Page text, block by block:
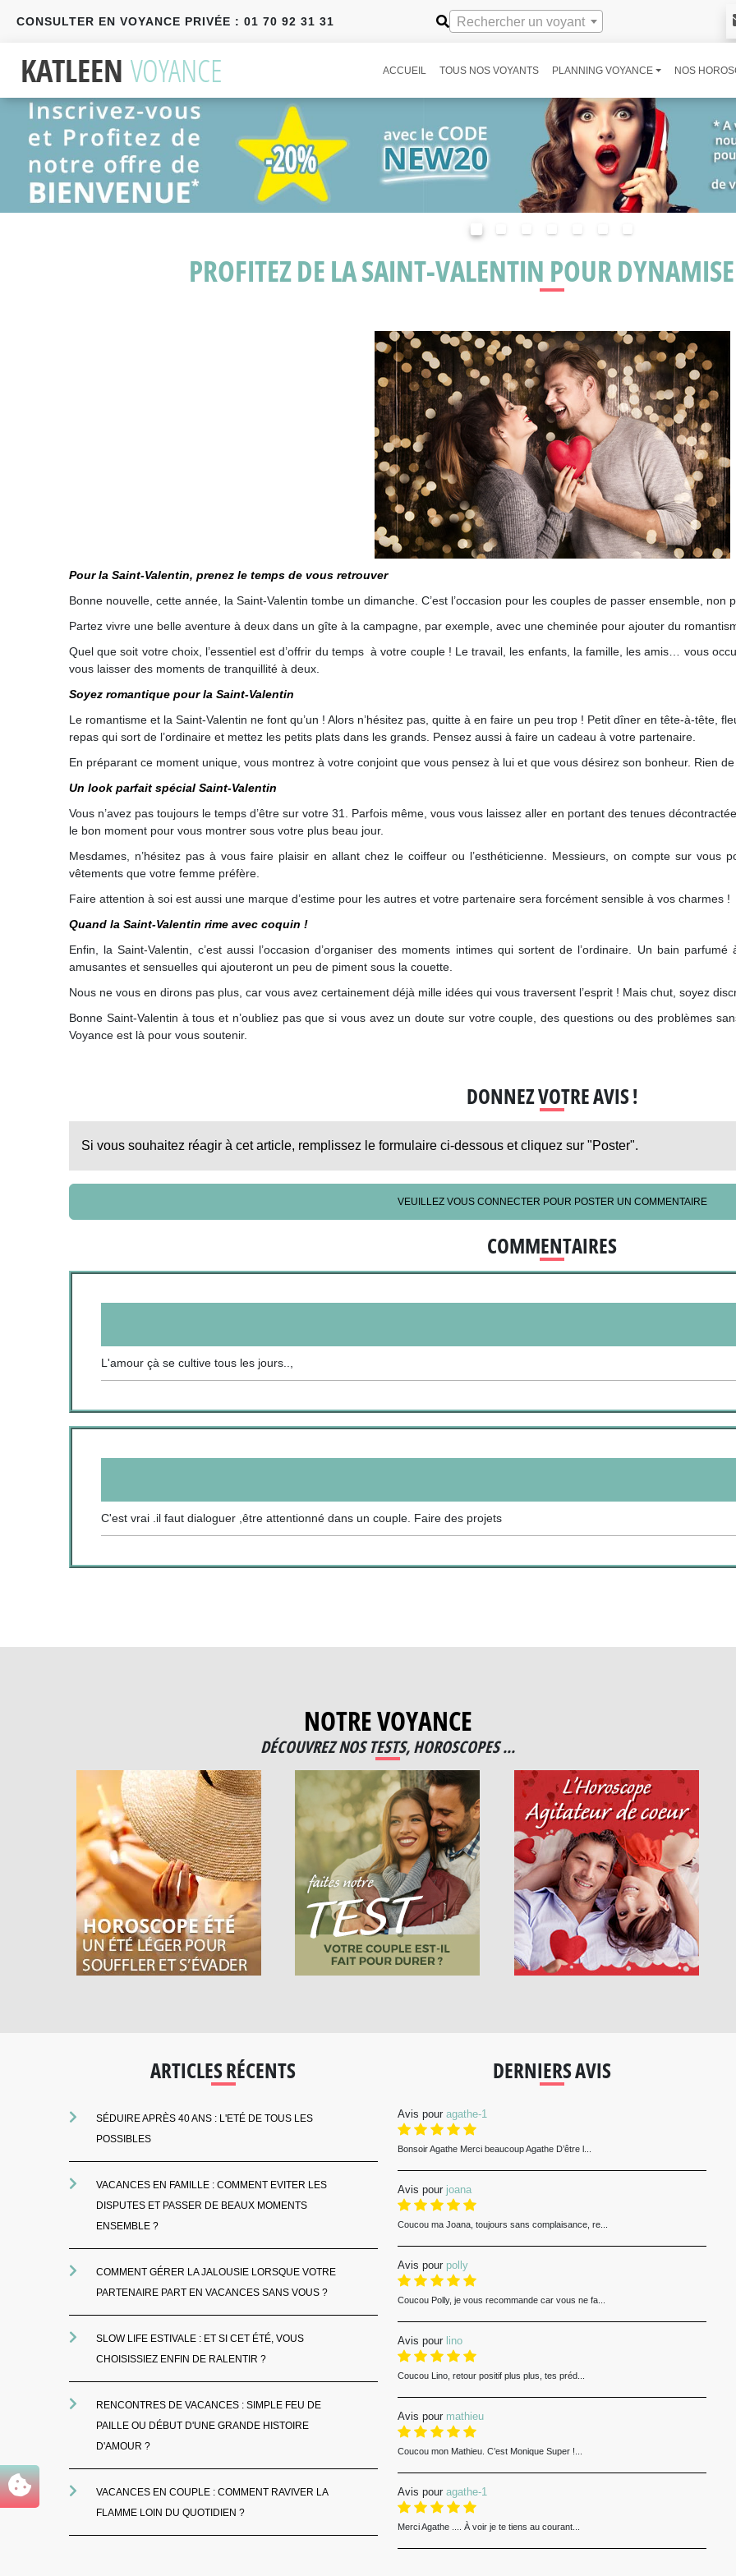
CONSULTER EN VOYANCE PRIVÉE : 01 70 92 31 31 Rechercher un voyant
ACCUEIL TOUS NOS VOYANTS PLANNING VOYANCE NOS
PROFITEZ DE LA SAINT-VALENTIN POUR
Pour la Saint-Valentin, prenez le temps de vous retrouver
Bonne nouvelle, cette année, la Saint-Valentin tombe un dimanche. C’est l’occasion pour les couples de passer ensemble, non
Partez vivre une belle aventure à deux dans un gîte à la campagne, par exemple, avec une cheminée pour ajouter du
Quel que soit votre choix, l’essentiel est d’offrir du temps à votre couple ! Le travail, les enfants, la famille, les amis… vous
vous laisser des moments de tranquillité à deux.
Soyez romantique pour la Saint-Valentin
Le romantisme et la Saint-Valentin ne font qu’un ! Alors n’hésitez pas, quitte à en faire un peu trop ! Petit dîner en tête-à-tête,
repas qui sort de l’ordinaire et mettez les petits plats dans les grands. Pensez aussi à faire un cadeau à votre partenaire.
En préparant ce moment unique, vous montrez à votre conjoint que vous pensez à lui et que vous désirez son bonheur. Rien
Un look parfait spécial Saint-Valentin
Vous n’avez pas toujours le temps d’être sur votre 31. Parfois même, vous vous laissez aller en portant des tenues
le bon moment pour vous montrer sous votre plus beau jour.
Mesdames, n’hésitez pas à vous faire plaisir en allant chez le coiffeur ou l’esthéticienne. Messieurs, on compte sur vous
vêtements que votre femme préfère.
Faire attention à soi est aussi une marque d’estime pour les autres et votre partenaire sera forcément sensible à vos charmes !
Quand la Saint-Valentin rime avec coquin !
Enfin, la Saint-Valentin, c’est aussi l’occasion d’organiser des moments intimes qui sortent de l’ordinaire. Un bain
amusantes et sensuelles qui ajouteront un peu de piment sous la couette.
Nous ne vous en dirons pas plus, car vous avez certainement déjà mille idées qui vous traversent l’esprit ! Mais chut, soyez
Bonne Saint-Valentin à tous et n’oubliez pas que si vous avez un doute sur votre couple, des questions ou des problèmes
Voyance est là pour vous soutenir.
DONNEZ VOTRE AVIS !
Si vous souhaitez réagir à cet article, remplissez le formulaire ci-dessous et cliquez sur "Poster".
VEUILLEZ VOUS CONNECTER POUR POSTER UN COMMENTAIRE
COMMENTAIRES
L'amour çà se cultive tous les jours..,
C'est vrai .il faut dialoguer ,être attentionné dans un couple. Faire des projets
NOTRE VOYANCE
DÉCOUVREZ NOS TESTS, HOROSCOPES ...
ARTICLES RÉCENTS
SÉDUIRE APRÈS 40 ANS : L'ETÉ DE TOUS LES
POSSIBLES
VACANCES EN FAMILLE : COMMENT EVITER LES
DISPUTES ET PASSER DE BEAUX MOMENTS
ENSEMBLE ?
COMMENT GÉRER LA JALOUSIE LORSQUE VOTRE
PARTENAIRE PART EN VACANCES SANS VOUS ?
SLOW LIFE ESTIVALE : ET SI CET ÉTÉ, VOUS
CHOISISSIEZ ENFIN DE RALENTIR ?
RENCONTRES DE VACANCES : SIMPLE FEU DE
PAILLE OU DÉBUT D'UNE GRANDE HISTOIRE
D'AMOUR ?
VACANCES EN COUPLE : COMMENT RAVIVER LA
FLAMME LOIN DU QUOTIDIEN ?
DERNIERS AVIS
Avis pour agathe-1
Bonsoir Agathe Merci beaucoup Agathe D’être l...
Avis pour joana
Coucou ma Joana, toujours sans complaisance, re...
Avis pour polly
Coucou Polly, je vous recommande car vous ne fa...
Avis pour lino
Coucou Lino, retour positif plus plus, tes préd...
Avis pour mathieu
Coucou mon Mathieu. C’est Monique Super !...
Avis pour agathe-1
Merci Agathe .... À voir je te tiens au courant...